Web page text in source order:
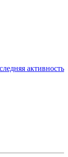
активность